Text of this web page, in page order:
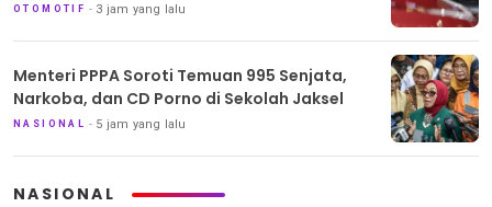
OTOMOTIF 3 jam yang lalu
Menteri PPPA Soroti Temuan 995 Senjata,
Narkoba, dan CD Porno di Sekolah Jaksel
NASIONAL 5 jam yang lalu
NASIONAL